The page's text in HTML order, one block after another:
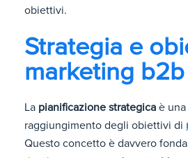
obiettivi.
Strategia e
marketing b2b
La pianificazione strategica è
raggiungimento degli obiettivi di
Questo concetto è davvero